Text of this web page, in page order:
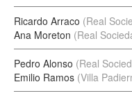
Ricardo Arraco (Real
Ana Moreton (Real
Pedro Alonso (Real
Emilio Ramos (Villa